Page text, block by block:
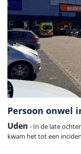
Persoon onwel
Uden - In de late
kwam het tot een